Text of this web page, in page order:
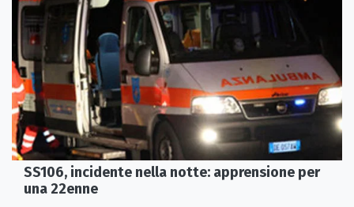
SS106, incidente nella notte: apprensione per
una 22enne